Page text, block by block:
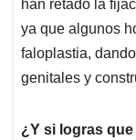
han retado la
ya que algunos
faloplastia,
genitales y
¿Y si logras